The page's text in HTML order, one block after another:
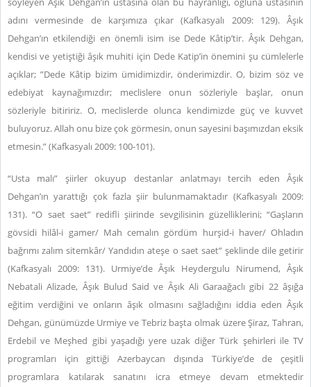
adını vermesinde de karşımıza çıkar (Kafkasyalı 2009: 129). Âşık
Dehgan’ın etkilendiği en önemli isim ise Dede Kâtip’tir. Âşık Dehgan,
kendisi ve yetiştiği âşık muhiti için Dede Katip’in önemini şu cümlelerle
açıklar; ”Dede Kâtip bizim ümidimizdir, önderimizdir. O, bizim söz ve
edebiyat kaynağımızdır; meclislere onun sözleriyle başlar, onun
sözleriyle bitiririz. O, meclislerde olunca kendimizde güç ve kuvvet
buluyoruz. Allah onu bize çok görmesin, onun sayesini başımızdan eksik
etmesin.” (Kafkasyalı 2009: 100-101).
“Usta malı” şiirler okuyup destanlar anlatmayı tercih eden Âşık
Dehgan’ın yarattığı çok fazla şiir bulunmamaktadır (Kafkasyalı 2009:
131). “O saet saet” redifli şiirinde sevgilisinin güzelliklerini; “Gaşların
gövsidi hilâl-i gamer/ Mah cemalın gördüm hurşid-i haver/ Ohladın
bağrımı zalım sitemkâr/ Yandıdın ateşe o saet saet” şeklinde dile getirir
(Kafkasyalı 2009: 131). Urmiye’de Âşık Heydergulu Nirumend, Âşık
Nebatali Alizade, Âşık Bulud Said ve Âşık Ali Garaağaclı gibi 22 âşığa
eğitim verdiğini ve onların âşık olmasını sağladığını iddia eden Âşık
Dehgan, günümüzde Urmiye ve Tebriz başta olmak üzere Şiraz, Tahran,
Erdebil ve Meşhed gibi yaşadığı yere uzak diğer Türk şehirleri ile TV
programları için gittiği Azerbaycan dışında Türkiye’de de çeşitli
programlara katılarak sanatını icra etmeye devam etmektedir